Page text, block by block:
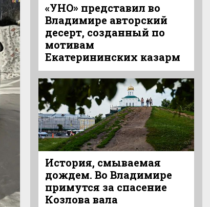
«УНО» представил во
Владимире авторский
десерт, созданный по
мотивам
Екатерининских казарм
История, смываемая
дождем. Во Владимире
примутся за спасение
Козлова вала